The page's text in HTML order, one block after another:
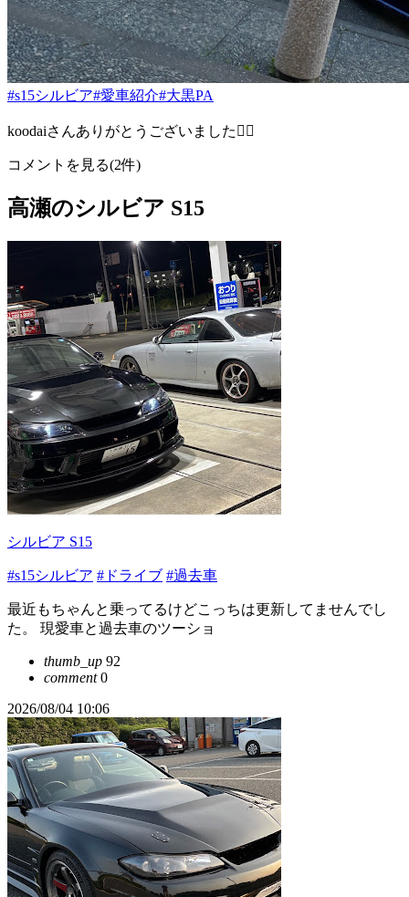
#s15シルビア#愛車紹介#大黒PA
koodaiさんありがとうございました🙇‍♂️
コメントを見る(2件)
高瀬のシルビア S15
シルビア S15
#s15シルビア #ドライブ #過去車
最近もちゃんと乗ってるけどこっちは更新してませんでし
た。 現愛車と過去車のツーショ
thumb_up 92
comment0
2026/08/04 10:06